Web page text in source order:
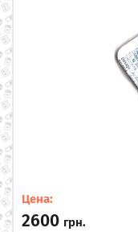
Цена:
2600 грн.